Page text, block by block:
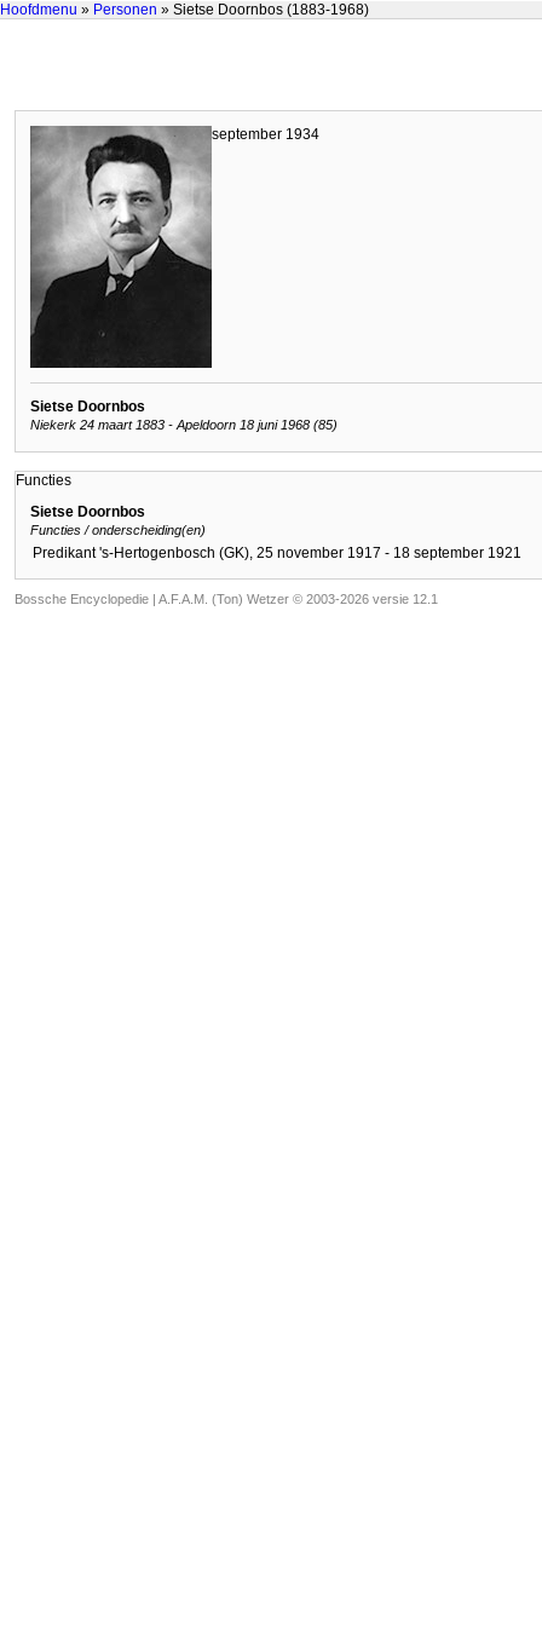
Hoofdmenu » Personen » Sietse Doornbos (1883-1968)
september 1934
Sietse Doornbos
Niekerk 24 maart 1883 - Apeldoorn 18 juni 1968 (85)
Functies
Sietse Doornbos
Functies / onderscheiding(en)
Predikant 's-Hertogenbosch (GK), 25 november 1917 - 18 september 1921
Bossche Encyclopedie | A.F.A.M. (Ton) Wetzer © 2003-2026 versie 12.1